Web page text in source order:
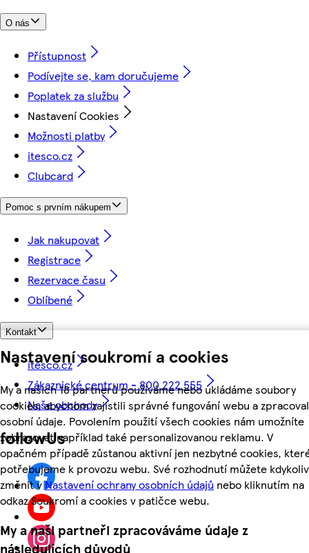
Nastavení soukromí a cookies
My a našich 18 partnerů používáme nebo ukládáme soubory
cookies, abychom zajistili správné fungování webu a
osobní údaje. Povolením použití všech cookies nám umožníte
zobrazovat například také personalizovanou reklamu. V
opačném případě zůstanou aktivní jen nezbytné cookies,
potřebujeme k provozu webu. Své rozhodnutí můžete kdykoliv
změnit vNastavení ochrany osobních údajů nebo kliknutím na
odkaz Soukromí a cookies v patičce webu.
My a naši partneři zpracováváme údaje z
následujících důvodů
O nás
Přístupnost
Podívejte se, kam doručujeme
Poplatek za službu
Nastavení Cookies
Možnosti platby
itesco.cz
Clubcard
Pomoc s prvním nákupem
Jak nakupovat
Registrace
Rezervace času
Oblíbené
Kontakt
itesco.cz
Zákaznické centrum - 800 222 555
Naše obchody
followUs